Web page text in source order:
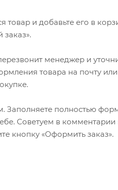
и добавьте его в
менеджер и
товара на почту или
Заполняете полностью
Советуем в комментарии
кнопку «Оформить заказ».